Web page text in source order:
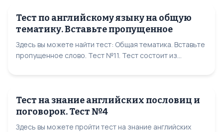
Тест по английскому языку на общую
тематику. Вставьте пропущенное
Здесь вы можете найти тест: Общая тематика. Вставьте
пропущенное слово. Тест №11. Тест состоит из...
Тест на знание английских пословиц и
поговорок. Тест №4
Здесь вы можете пройти тест на знание английских